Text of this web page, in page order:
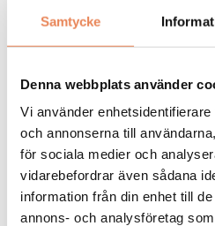
Samtycke
Denna webbplats använder
Vi använder
och annonserna till
för sociala medier och
vidarebefordrar även sådana
information från din enhet till
annons- och analysföretag
Nadine fick därför lära sig
konferensen, vilket gjorde
Sedan kom
branschen.
– I mars blev vi varslade
vecka senare blev alla
skulle tvingas stänga helt.
Öppen för att byta